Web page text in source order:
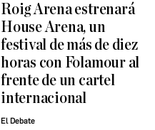
Roig Arena estrenará
House Arena, un
festival de más de diez
horas con Folamour al
frente de un cartel
internacional
El Debate